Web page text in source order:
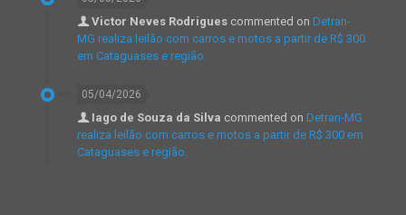
Victor Neves Rodrigues commented on Detran-
MG realiza leilão com carros e motos a partir de R$ 300
em Cataguases e região.
05/04/2026
Iago de Souza da Silva commented on Detran-MG
realiza leilão com carros e motos a partir de R$ 300 em
Cataguases e região.